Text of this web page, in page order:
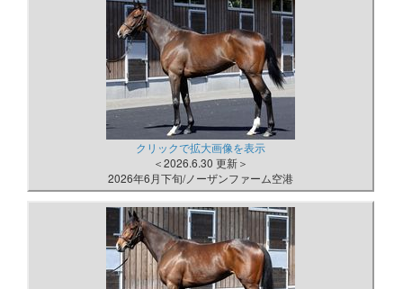
クリックで拡大画像を表示
＜2026.6.30 更新＞
2026年6月下旬/ノーザンファーム空港